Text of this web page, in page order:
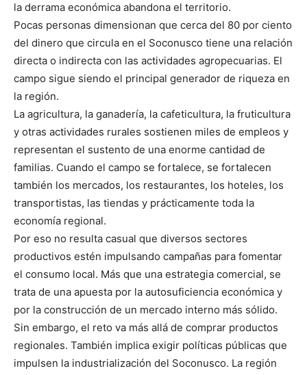
la derrama económica abandona el territorio.
Pocas personas dimensionan que cerca del 80 por ciento
del dinero que circula en el Soconusco tiene una relación
directa o indirecta con las actividades agropecuarias. El
campo sigue siendo el principal generador de riqueza en
la región.
La agricultura, la ganadería, la cafeticultura, la fruticultura
y otras actividades rurales sostienen miles de empleos y
representan el sustento de una enorme cantidad de
familias. Cuando el campo se fortalece, se fortalecen
también los mercados, los restaurantes, los hoteles, los
transportistas, las tiendas y prácticamente toda la
economía regional.
Por eso no resulta casual que diversos sectores
productivos estén impulsando campañas para fomentar
el consumo local. Más que una estrategia comercial, se
trata de una apuesta por la autosuficiencia económica y
por la construcción de un mercado interno más sólido.
Sin embargo, el reto va más allá de comprar productos
regionales. También implica exigir políticas públicas que
impulsen la industrialización del Soconusco. La región